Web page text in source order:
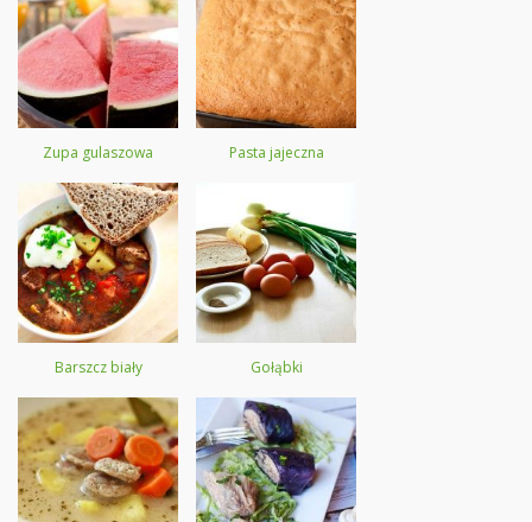
Zupa gulaszowa Pasta jajeczna
Barszcz biały Gołąbki